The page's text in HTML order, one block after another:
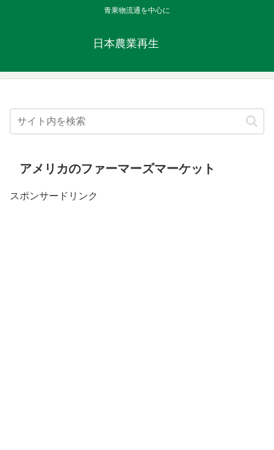
青果物流通を中心に
日本農業再生
アメリカのファーマーズマーケット
スポンサードリンク